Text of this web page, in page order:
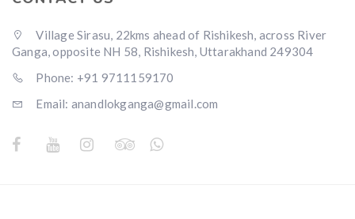
Village Sirasu, 22kms ahead of Rishikesh, across River
Ganga, opposite NH 58, Rishikesh, Uttarakhand 249304
Phone: +91 9711159170
Email: anandlokganga@gmail.com